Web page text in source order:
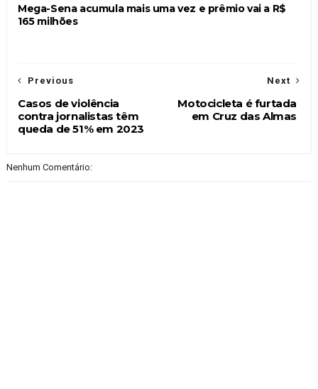
Mega-Sena acumula mais uma vez e prêmio vai a R$
165 milhões
Next
Motocicleta é furtada
em Cruz das Almas
Previous
Casos de violência
contra jornalistas têm
queda de 51% em 2023
Nenhum Comentário: